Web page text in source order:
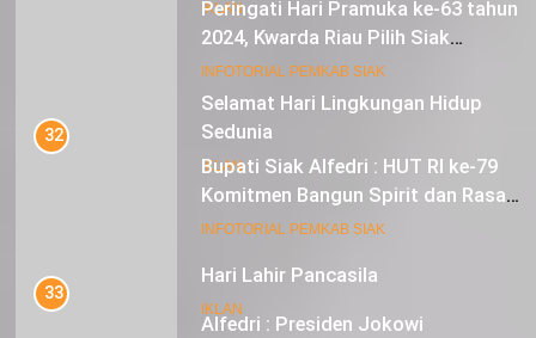
IKLAN
Selamat Hari Lingkungan Hidup
Sedunia
IKLAN
Hari Lahir Pancasila
IKLAN
Peringati Hari Pramuka ke-63 tahun
2024, Kwarda Riau Pilih Siak
Sebagai Tuan Rumah
INFOTORIAL PEMKAB SIAK
32
Bupati Siak Alfedri : HUT RI ke-79
Komitmen Bangun Spirit dan Rasa
Nasionalisme
INFOTORIAL PEMKAB SIAK
33
Alfedri : Presiden Jokowi